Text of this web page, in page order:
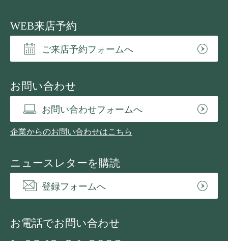
WEB来店予約
ご来店予約フォームへ
お問い合わせ
お問い合わせフォームへ
企業からのお問い合わせはこちら
ニュースレターを購読
登録フォームへ
お電話でお問い合わせ